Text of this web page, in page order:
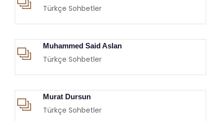
Türkçe Sohbetler
Muhammed Said Aslan
Türkçe Sohbetler
Murat Dursun
Türkçe Sohbetler